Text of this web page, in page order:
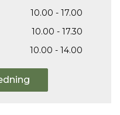
10.00 - 17.00
10.00 - 17.30
10.00 - 14.00